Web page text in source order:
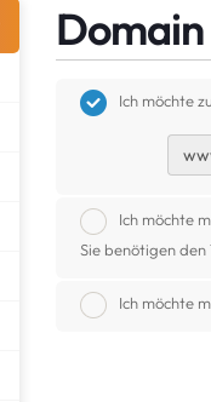
Ich möchte
Ich möchte
Sie benötigen
Ich möchte